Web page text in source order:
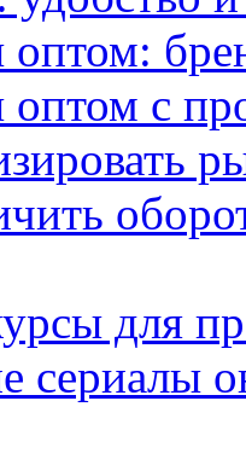
оптом:
оптом с
для
сериалы